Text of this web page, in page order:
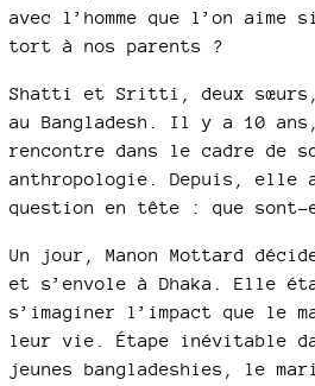
avec l’homme que l’on aime
tort à nos parents ?
Shatti et Sritti, deux sœurs,
au Bangladesh. Il y a 10
rencontre dans le cadre de
anthropologie. Depuis, elle
question en tête : que sont-
Un jour, Manon Mottard
et s’envole à Dhaka. Elle
s’imaginer l’impact que le
leur vie. Étape inévitable
jeunes bangladeshies, le